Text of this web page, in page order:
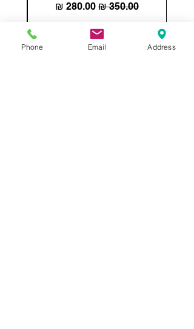
מחיר רגיל מחיר מבצע
הוספה לסל Phone Email Address